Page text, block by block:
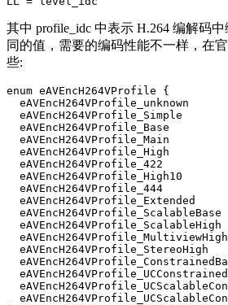
其中 profile_idc 中表示 H.264 编解码
同的值，需要的编码性能不一样，在
些:
enum eAVEncH264VProfile {
eAVEncH264VProfile_unknown
eAVEncH264VProfile_Simple
eAVEncH264VProfile_Base
eAVEncH264VProfile_Main
eAVEncH264VProfile_High
eAVEncH264VProfile_422
eAVEncH264VProfile_High10
eAVEncH264VProfile_444
eAVEncH264VProfile_Extended
eAVEncH264VProfile_ScalableBase
eAVEncH264VProfile_ScalableHigh
eAVEncH264VProfile_StereoHigh